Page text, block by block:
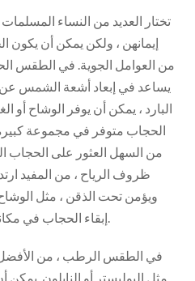
تختار العديد من النساء
إيمانهن ، ولكن يمكن أن يكون
من العوامل الجوية. في الطقس
يساعد في إبعاد أشعة الشمس
البارد ، يمكن أن يوفر الوشاح
الحجاب متوفر في مجموعة
من السهل العثور على
ظروف الرياح ، من المفيد
ويؤمن تحت الذقن ، مثل
إبقاء الحجاب في مكانه ويمنعه من التطاير مع الريح.
في الطقس الرطب ، من الأفضل
مثل البوليستر أو النايلون.